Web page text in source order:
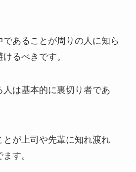
あることが周りの人に知ら
るべきです。
人は基本的に裏切り者であ
が上司や先輩に知れ渡れ
す。